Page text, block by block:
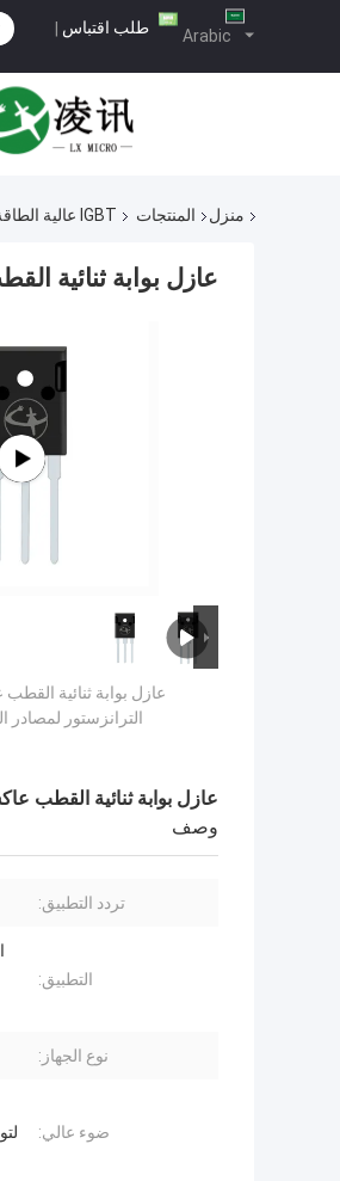
Arabic طلب اقتباس |
منزل المنتجات IGBT عالية الطاقة
عازل بوابة ثنائية
عازل بوابة ثنائية
الترانزستور لمصادر
عازل بوابة ثنائية القطب
وصف
تردد التطبيق:
التطبيق:
نوع الجهاز:
ضوء عالي: